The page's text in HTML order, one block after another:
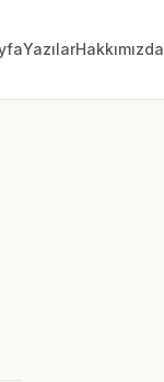
YazılarHakkımızda